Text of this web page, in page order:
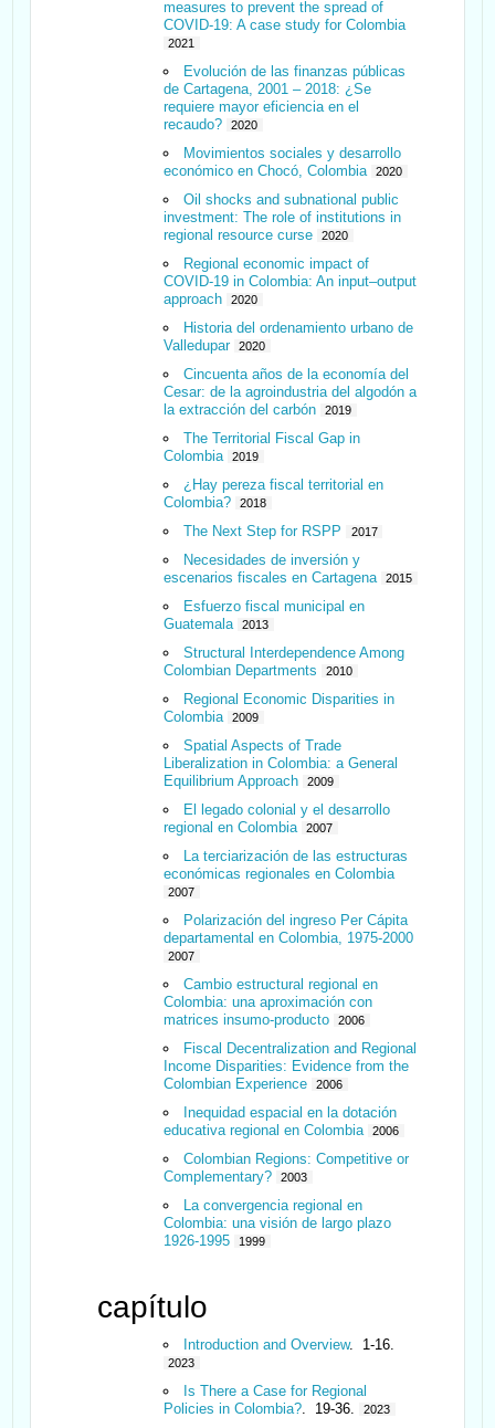
measures to prevent the spread of
COVID-19: A case study for Colombia
2021
Evolución de las finanzas públicas
de Cartagena, 2001 – 2018: ¿Se
requiere mayor eficiencia en el
recaudo?
2020
Movimientos sociales y desarrollo
económico en Chocó, Colombia
2020
Oil shocks and subnational public
investment: The role of institutions in
regional resource curse
2020
Regional economic impact of
COVID‐19 in Colombia: An input–output
approach
2020
Historia del ordenamiento urbano de
Valledupar
2020
Cincuenta años de la economía del
Cesar: de la agroindustria del algodón a
la extracción del carbón
2019
The Territorial Fiscal Gap in
Colombia
2019
¿Hay pereza fiscal territorial en
Colombia?
2018
The Next Step for RSPP 2017
Necesidades de inversión y
escenarios fiscales en Cartagena
2015
Esfuerzo fiscal municipal en
Guatemala
2013
Structural Interdependence Among
Colombian Departments
2010
Regional Economic Disparities in
Colombia
2009
Spatial Aspects of Trade
Liberalization in Colombia: a General
Equilibrium Approach
2009
El legado colonial y el desarrollo
regional en Colombia
2007
La terciarización de las estructuras
económicas regionales en Colombia
2007
Polarización del ingreso Per Cápita
departamental en Colombia, 1975-2000
2007
Cambio estructural regional en
Colombia: una aproximación con
matrices insumo-producto
2006
Fiscal Decentralization and Regional
Income Disparities: Evidence from the
Colombian Experience
2006
Inequidad espacial en la dotación
educativa regional en Colombia
2006
Colombian Regions: Competitive or
Complementary?
2003
La convergencia regional en
Colombia: una visión de largo plazo
1926-1995
1999
capítulo
Introduction and Overview. 1-16.
2023
Is There a Case for Regional
Policies in Colombia?. 19-36. 2023